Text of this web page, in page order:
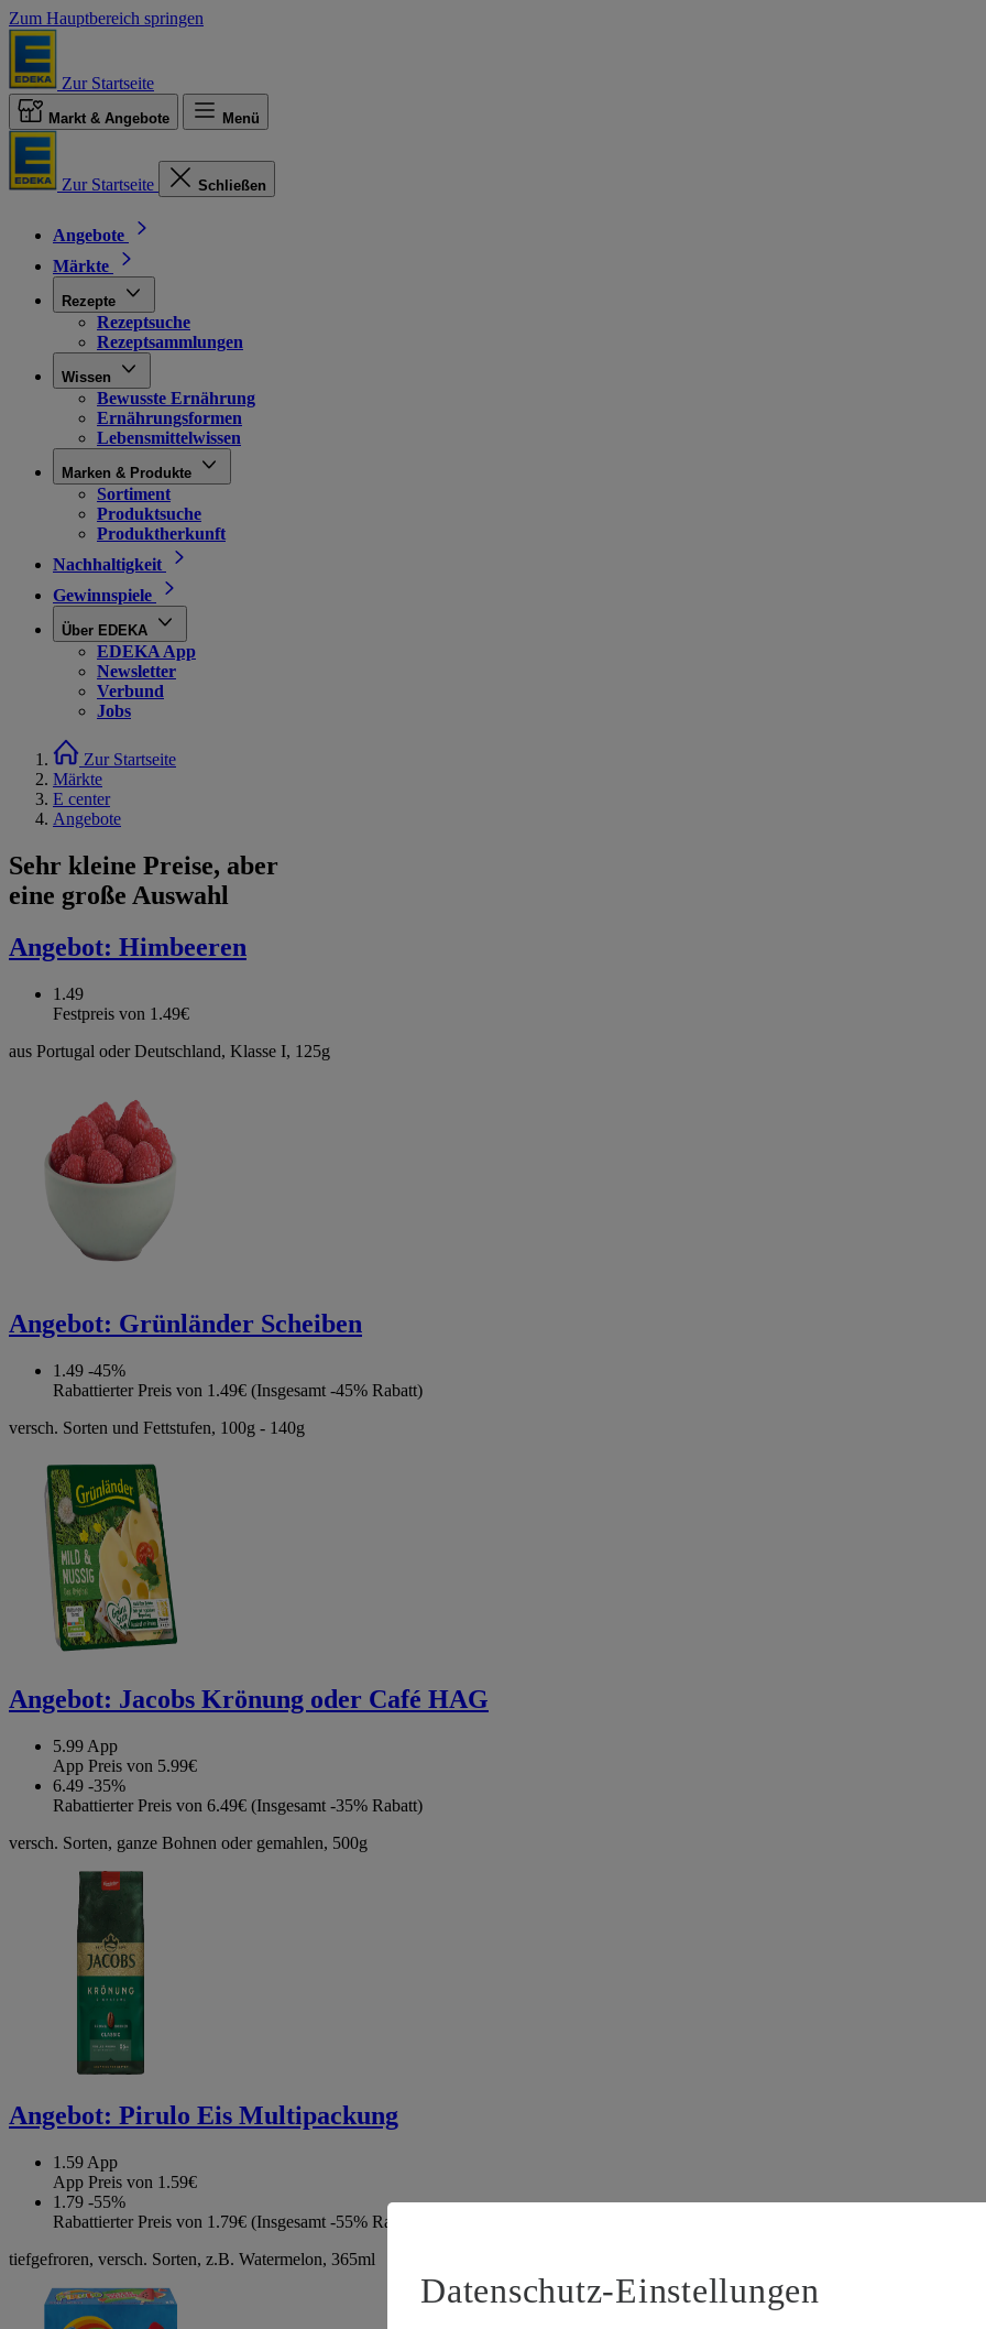
Zum Hauptbereich springen
Zur Startseite
Markt & Angebote Menü
Zur Startseite Schließen
Angebote
Märkte
Rezepte
Rezeptsuche
Rezeptsammlungen
Wissen
Bewusste Ernährung
Ernährungsformen
Lebensmittelwissen
Marken & Produkte
Sortiment
Produktsuche
Produktherkunft
Nachhaltigkeit
Gewinnspiele
Über EDEKA
EDEKA App
Newsletter
Verbund
Jobs
Zur Startseite
Märkte
E center
Angebote
Sehr kleine Preise, aber
eine große Auswahl
Angebot: Himbeeren
1.49
Festpreis von 1.49€
aus Portugal oder Deutschland, Klasse I, 125g
Angebot: Grünländer Scheiben
1.49 -45%
Rabattierter Preis von 1.49€ (Insgesamt -45% Rabatt)
versch. Sorten und Fettstufen, 100g - 140g
Angebot: Jacobs Krönung oder Café HAG
5.99 App
App Preis von 5.99€
6.49 -35%
Rabattierter Preis von 6.49€ (Insgesamt -35% Rabatt)
versch. Sorten, ganze Bohnen oder gemahlen, 500g
Angebot: Pirulo Eis Multipackung
1.59 App
App Preis von 1.59€
1.79 -55%
Rabattierter Preis von 1.79€ (Insgesamt -55% Rabatt)
tiefgefroren, versch. Sorten, z.B. Watermelon, 365ml
Datenschutz-Einstellungen